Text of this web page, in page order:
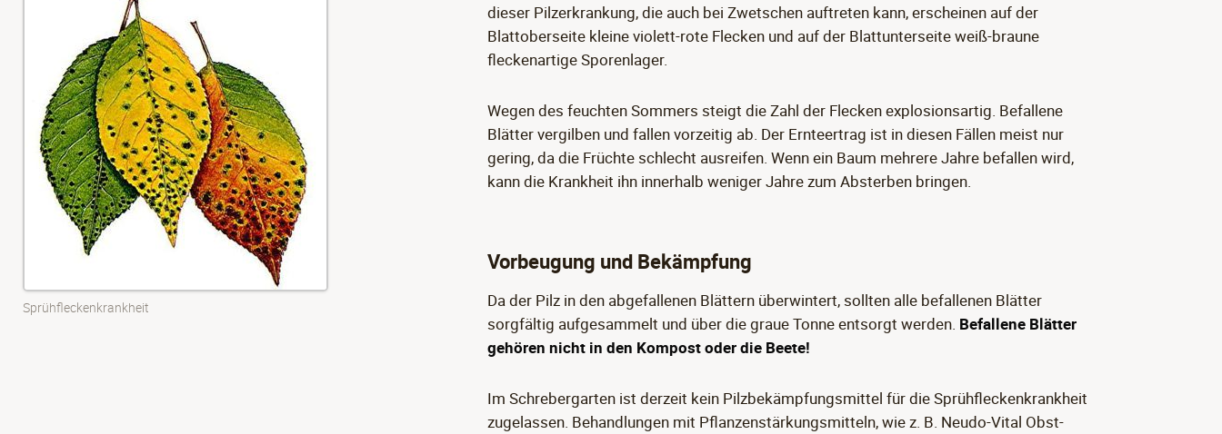
Sprühfleckenkrankheit
dieser Pilzerkrankung, die auch bei Zwetschen auftreten kann, erscheinen auf der
Blattoberseite kleine violett-rote Flecken und auf der Blattunterseite weiß-braune
fleckenartige Sporenlager.
Wegen des feuchten Sommers steigt die Zahl der Flecken explosionsartig. Befallene
Blätter vergilben und fallen vorzeitig ab. Der Ernteertrag ist in diesen Fällen meist nur
gering, da die Früchte schlecht ausreifen. Wenn ein Baum mehrere Jahre befallen wird,
kann die Krankheit ihn innerhalb weniger Jahre zum Absterben bringen.
Vorbeugung und Bekämpfung
Da der Pilz in den abgefallenen Blättern überwintert, sollten alle befallenen Blätter
sorgfältig aufgesammelt und über die graue Tonne entsorgt werden. Befallene Blätter
gehören nicht in den Kompost oder die Beete!
Im Schrebergarten ist derzeit kein Pilzbekämpfungsmittel für die Sprühfleckenkrankheit
zugelassen. Behandlungen mit Pflanzenstärkungsmitteln, wie z. B. Neudo-Vital Obst-